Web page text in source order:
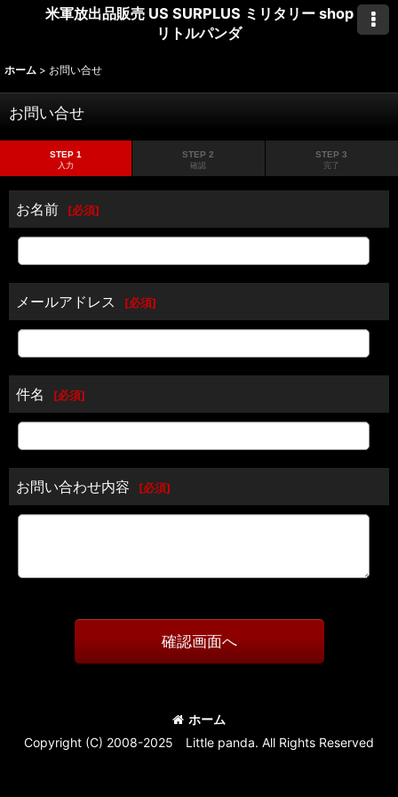
米軍放出品販売 US SURPLUS ミリタリー shop
リトルパンダ
ホーム > お問い合せ
お問い合せ
STEP 1
入力
STEP 2
確認
STEP 3
完了
お名前 [必須]
メールアドレス [必須]
件名 [必須]
お問い合わせ内容 [必須]
確認画面へ
ホーム
Copyright (C) 2008-2025 Little panda. All Rights Reserved